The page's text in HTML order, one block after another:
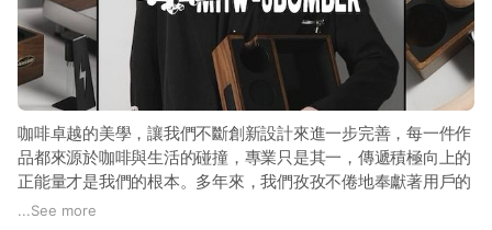
咖啡卓越的美學，讓我們不斷創新設計來進一步完善，每一件作
品都來源於咖啡與生活的碰撞，專業只是其一，傳遞積極向上的
正能量才是我們的根本。多年來，我們孜孜不倦地奉獻著用戶的
心聲，
...See more